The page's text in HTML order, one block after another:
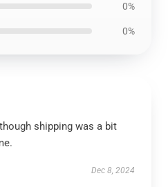
0%
0%
shipping was a bit
Dec 8, 2024